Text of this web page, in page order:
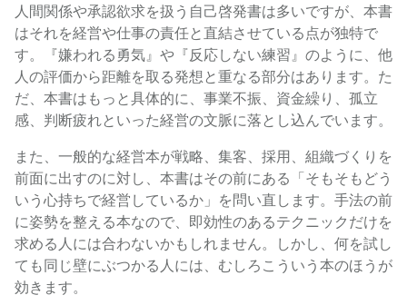
人間関係や承認欲求を扱う自己啓発書は多いですが、本書
はそれを経営や仕事の責任と直結させている点が独特で
す。『嫌われる勇気』や『反応しない練習』のように、他
人の評価から距離を取る発想と重なる部分はあります。た
だ、本書はもっと具体的に、事業不振、資金繰り、孤立
感、判断疲れといった経営の文脈に落とし込んでいます。
また、一般的な経営本が戦略、集客、採用、組織づくりを
前面に出すのに対し、本書はその前にある「そもそもどう
いう心持ちで経営しているか」を問い直します。手法の前
に姿勢を整える本なので、即効性のあるテクニックだけを
求める人には合わないかもしれません。しかし、何を試し
ても同じ壁にぶつかる人には、むしろこういう本のほうが
効きます。